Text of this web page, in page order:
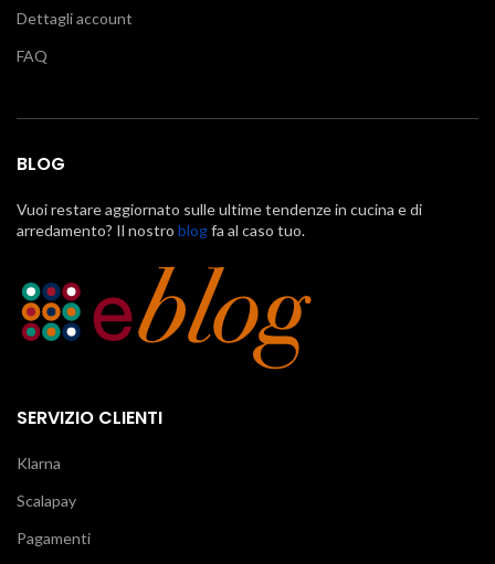
Dettagli account
FAQ
BLOG
Vuoi restare aggiornato sulle ultime tendenze in cucina e di
arredamento? Il nostro blogfa al caso tuo.
SERVIZIO CLIENTI
Klarna
Scalapay
Pagamenti